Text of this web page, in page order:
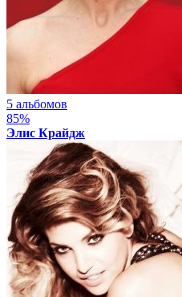
5 альбомов
85%
Элис Крайдж